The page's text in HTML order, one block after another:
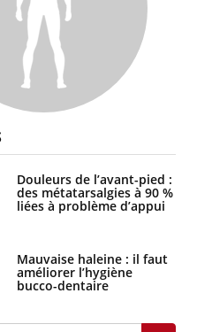
Douleurs de l’avant-pied :
des métatarsalgies à 90 %
liées à problème d’appui
Mauvaise haleine : il faut
améliorer l’hygiène
bucco-dentaire